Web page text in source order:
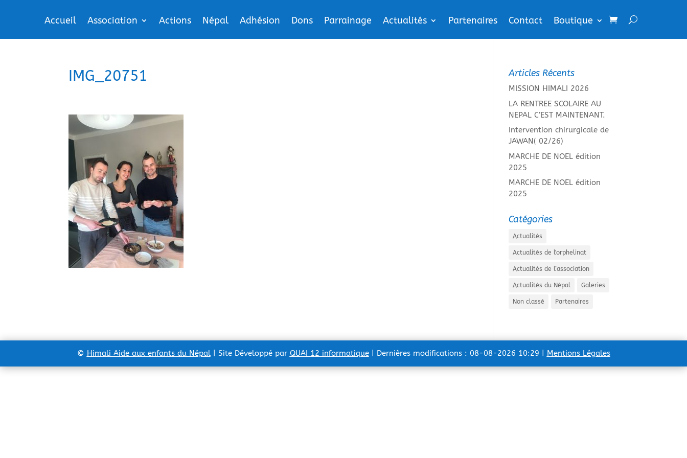
Accueil Association Actions Népal Adhésion Dons Parrainage Actualités Partenaires Contact Boutique
IMG_20751 Articles Récents
MISSION HIMALI 2026
LA RENTREE SCOLAIRE AU
NEPAL C’EST MAINTENANT.
Intervention chirurgicale de
JAWAN( 02/26)
MARCHE DE NOEL édition
2025
MARCHE DE NOEL édition
2025
Catégories
Actualités
Actualités de l'orphelinat
Actualités de l’association
Actualités du Népal Galeries
Non classé Partenaires
© Himali Aide aux enfants du Népal | Site Développé par QUAI 12 informatique | Dernières modifications : 08-08-2026 10:29 | Mentions Légales